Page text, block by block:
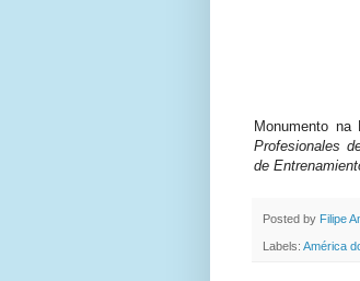
Monumento
Profesionales
de
Posted by Filipe
Labels: América